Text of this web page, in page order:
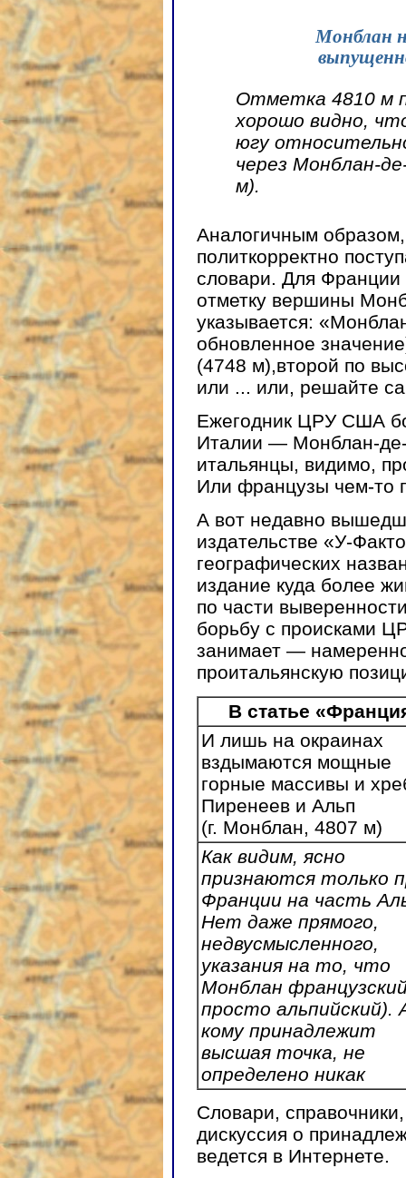
Монблан
Отметка 4810 м
хорошо видно,
югу
через Монблан-
м).
Аналогичным
политкорректно
словари. Для Франции
отметку вершины
указывается:
обновленное
(4748 м),второй по
или ... или, решайте
Ежегодник ЦРУ США
Италии — Монблан-
итальянцы, видимо,
Или французы чем-то
А вот недавно
издательстве «У-
географических
издание куда более
по части
борьбу с происками
занимает —
проитальянскую
В статье
И лишь на окраинах
вздымаются мощные
горные массивы и
Пиренеев и Альп
(г. Монблан, 4807 м)
Как видим, ясно
признаются только
Франции на часть
Нет даже прямого,
недвусмысленного,
указания на то, что
Монблан
просто альпийский).
кому принадлежит
высшая точка, не
определено никак
Словари,
дискуссия о
ведется в Интернете.